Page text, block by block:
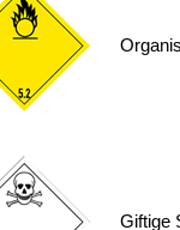
Giftige